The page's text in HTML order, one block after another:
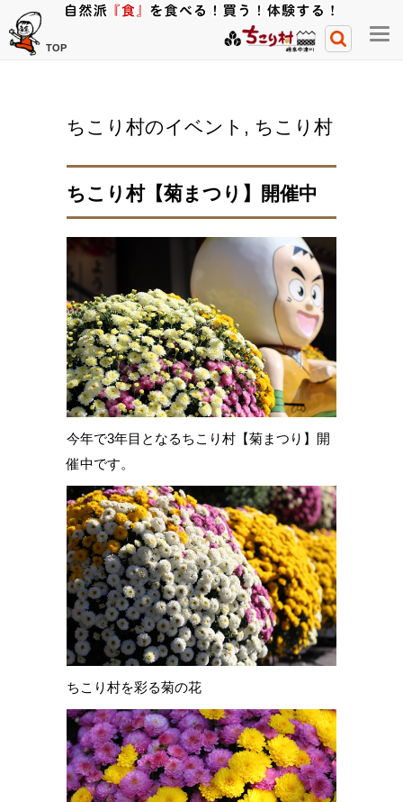
TOP
メ
ニ
ちこり村のイベント , ちこり村
ちこり村【菊まつり】開催中
今年で3年目となるちこり村【菊まつり】開
催中です。
ちこり村を彩る菊の花